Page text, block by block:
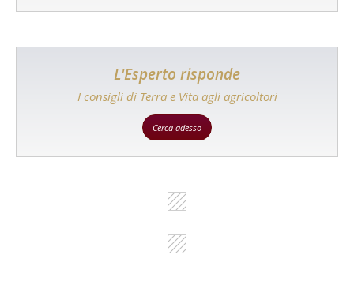
L'Esperto risponde
I consigli di Terra e Vita agli agricoltori
Cerca adesso